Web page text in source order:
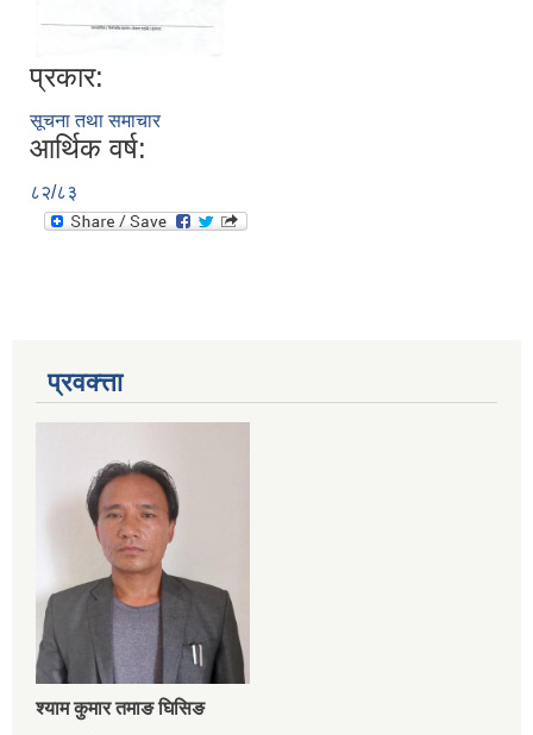
प्रकार:
सूचना तथा समाचार
आर्थिक वर्ष:
८२/८३
प्रवक्त्ता
श्‍याम कुमार तमाङ घिसिङ